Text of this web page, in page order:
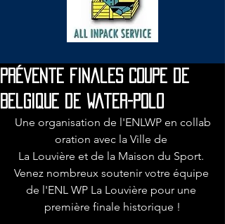
Prévente finales Coupe de
Belgique de water-polo
Une organisation de l'ENLWP en collab
oration avec la Ville de
La Louvière et de la Maison du Sport.
Venez nombreux soutenir votre équipe
de l'ENL WP La Louvière pour une
première finale historique !